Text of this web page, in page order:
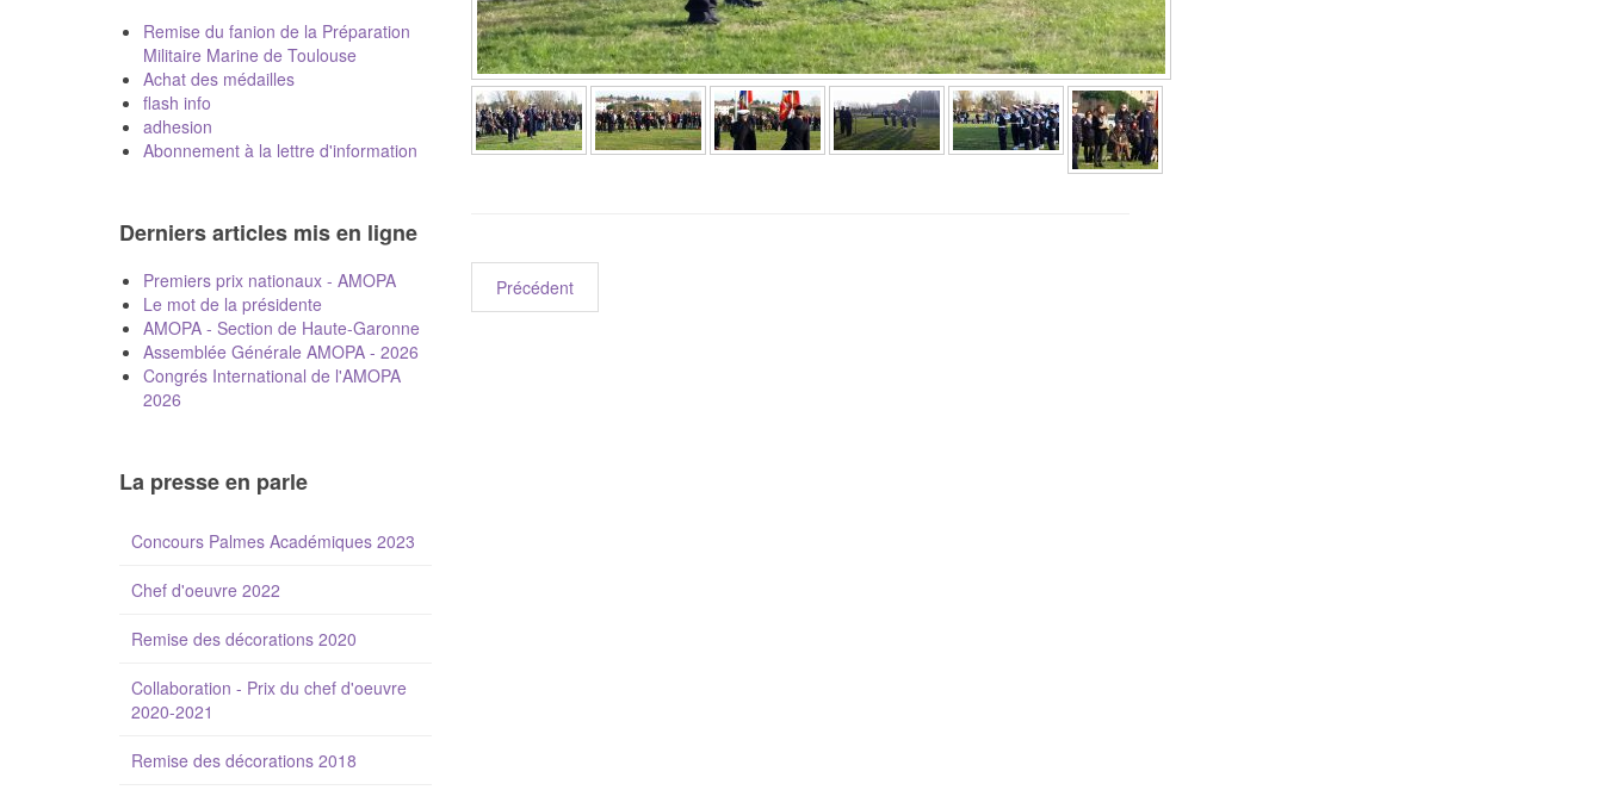
Précédent
Remise du fanion de la Préparation
Militaire Marine de Toulouse
Achat des médailles
flash info
adhesion
Abonnement à la lettre d'information
Derniers articles mis en ligne
Premiers prix nationaux - AMOPA
Le mot de la présidente
AMOPA - Section de Haute-Garonne
Assemblée Générale AMOPA - 2026
Congrés International de l'AMOPA
2026
La presse en parle
Concours Palmes Académiques 2023
Chef d'oeuvre 2022
Remise des décorations 2020
Collaboration - Prix du chef d'oeuvre
2020-2021
Remise des décorations 2018